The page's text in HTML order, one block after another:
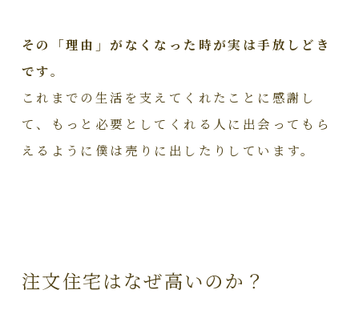
その「理由」がなくなった時が実は手放しどき
です。
これまでの生活を支えてくれたことに感謝し
て、もっと必要としてくれる人に出会ってもら
えるように僕は売りに出したりしています。
注文住宅はなぜ高いのか？